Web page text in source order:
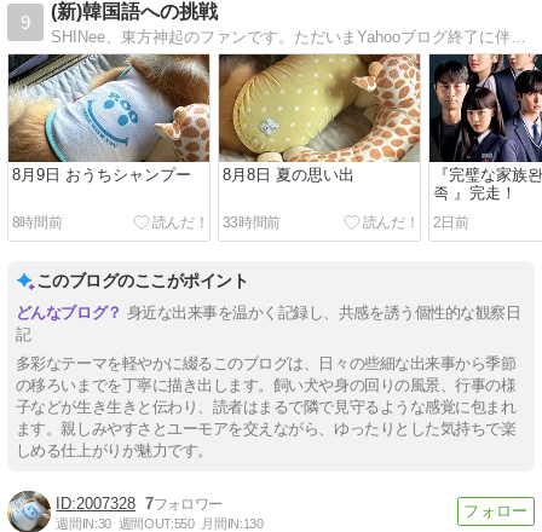
9
(新)韓国語への挑戦
SHINee、東方神起のファンです。ただいまYahooブログ終了に伴い(新)韓国語への挑戦としてやっていきます。
8月9日 おうちシャンプー
8時間前
8月8日 夏の思い出
33時間前
『完璧な家族
족 』完走！
2日前
このブログのここがポイント
身近な出来事を温かく記録し、共感を誘う個性的な観察日
記
多彩なテーマを軽やかに綴るこのブログは、日々の些細な出来事から季節
の移ろいまでを丁寧に描き出します。飼い犬や身の回りの風景、行事の様
子などが生き生きと伝わり、読者はまるで隣で見守るような感覚に包まれ
ます。親しみやすさとユーモアを交えながら、ゆったりとした気持ちで楽
しめる仕上がりが魅力です。
2007328 7
週間IN:30 週間OUT:550 月間IN:130